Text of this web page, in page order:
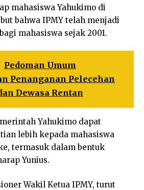
mahasiswa Yahukimo di
bahwa IPMY telah menjadi
mahasiswa sejak 2001.
Pedoman Umum
Penanganan Pelecehan
Dewasa Rentan
Yahukimo dapat
lebih kepada mahasiswa
termasuk dalam bentuk
Yunius.
Wakil Ketua IPMY, turut